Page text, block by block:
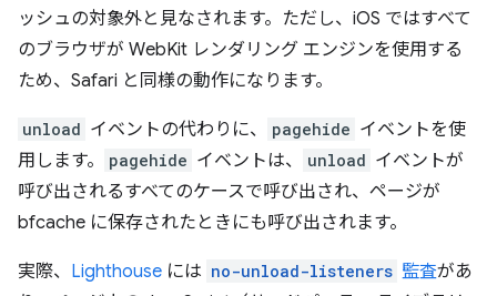
ッシュの対象外と見なされます。ただし、iOS ではすべて
のブラウザが WebKit レンダリング エンジンを使用する
ため、Safari と同様の動作になります。
unload イベントの代わりに、 pagehide イベントを使
用します。
pagehide イベントは、 unload イベントが
呼び出されるすべてのケースで呼び出され、ページが
bfcache に保存されたときにも呼び出されます。
実際、 Lighthouse には no-unload-listeners 監査があ